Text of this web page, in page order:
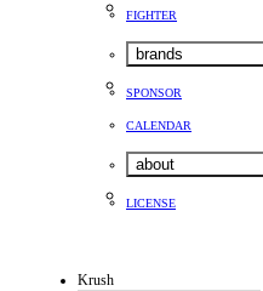
FIGHTER
brands
SPONSOR
CALENDAR
about
LICENSE
Krush